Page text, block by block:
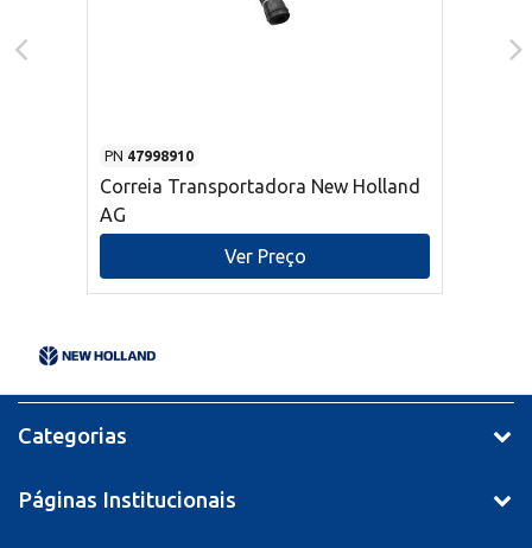
PN 47998910
Correia Transportadora New Holland
AG
Ver Preço
Categorias
Páginas Institucionais